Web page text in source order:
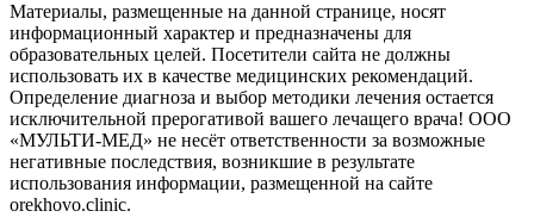
Материалы, размещенные на данной странице, носят
информационный характер и предназначены для
образовательных целей. Посетители сайта не должны
использовать их в качестве медицинских рекомендаций.
Определение диагноза и выбор методики лечения остается
исключительной прерогативой вашего лечащего врача! ООО
«МУЛЬТИ-МЕД» не несёт ответственности за возможные
негативные последствия, возникшие в результате
использования информации, размещенной на сайте
orekhovo.clinic.